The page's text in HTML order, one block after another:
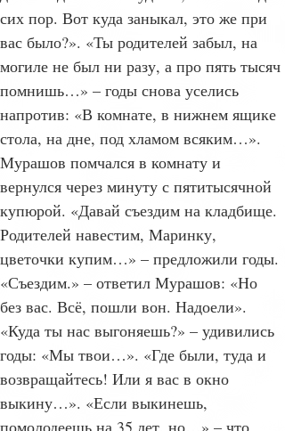
два назад заныкал куда-то, не нашёл до
сих пор. Вот куда заныкал, это же при
вас было?». «Ты родителей забыл, на
могиле не был ни разу, а про пять тысяч
помнишь…» – годы снова уселись
напротив: «В комнате, в нижнем ящике
стола, на дне, под хламом всяким…».
Мурашов помчался в комнату и
вернулся через минуту с пятитысячной
купюрой. «Давай съездим на кладбище.
Родителей навестим, Маринку,
цветочки купим…» – предложили годы.
«Съездим.» – ответил Мурашов: «Но
без вас. Всё, пошли вон. Надоели».
«Куда ты нас выгоняешь?» – удивились
годы: «Мы твои…». «Где были, туда и
возвращайтесь! Или я вас в окно
выкину…». «Если выкинешь,